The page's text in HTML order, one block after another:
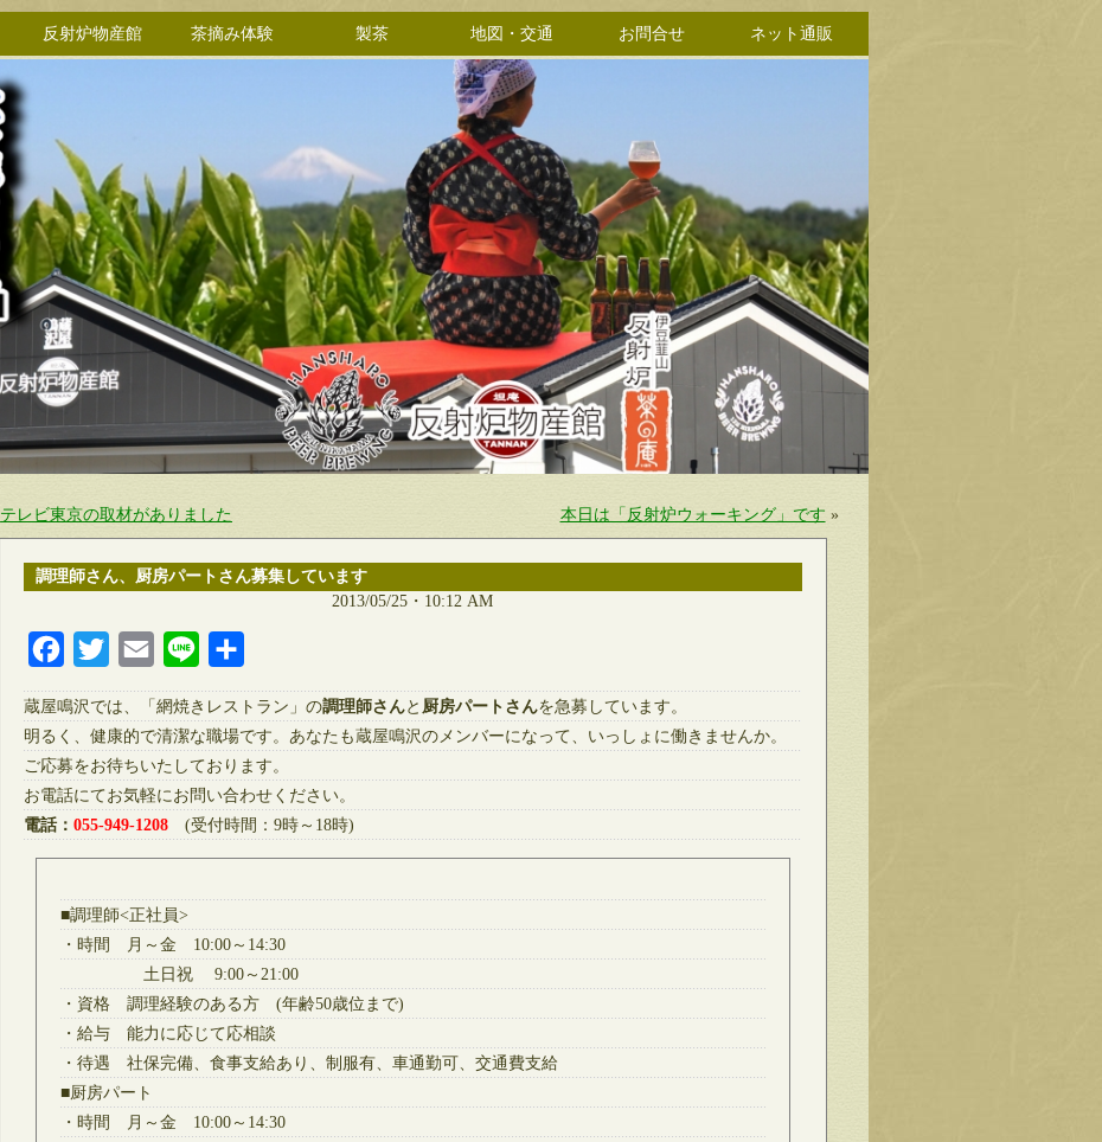
反射炉物産館 茶摘み体験 製茶 地図・交通 お問合せ ネット通販
テレビ東京の取材がありました 本日は「反射炉ウォーキング」です »
調理師さん、厨房パートさん募集しています
2013/05/25・10:12 AM
FacebookTwitter Email Line
蔵屋鳴沢では、「網焼きレストラン」の調理師さんと 厨房パートさんを急募しています。
明るく、健康的で清潔な職場です。あなたも蔵屋鳴沢のメンバーになって、いっしょに働きませんか。
ご応募をお待ちいたしております。
お電話にてお気軽にお問い合わせください。
電話： 055-949-1208 (受付時間：9時～18時)
■調理師<正社員>
・時間 月～金 10:00～14:30
土日祝 9:00～21:00
・資格 調理経験のある方 (年齢50歳位まで)
・給与 能力に応じて応相談
・待遇 社保完備、食事支給あり、制服有、車通勤可、交通費支給
■厨房パート
・時間 月～金 10:00～14:30